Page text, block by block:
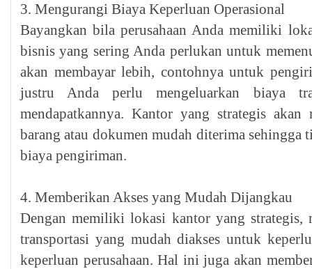
3. Mengurangi Biaya Keperluan Operasional
Bayangkan bila perusahaan Anda memiliki
bisnis yang sering Anda perlukan untuk
akan membayar lebih, contohnya untuk
justru Anda perlu mengeluarkan biaya
mendapatkannya. Kantor yang strategis akan
barang atau dokumen mudah diterima
biaya pengiriman.
4. Memberikan Akses yang Mudah Dijangkau
Dengan memiliki lokasi kantor yang strategis,
transportasi yang mudah diakses untuk
keperluan perusahaan. Hal ini juga akan